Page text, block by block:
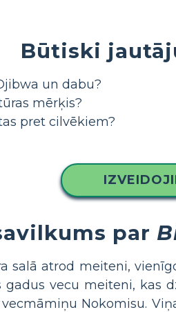
Būtiski
un dabu?
mērķis?
pret cilvēkiem?
par
salā atrod meiteni,
gadus vecu meiteni, kas
Nokomisu.